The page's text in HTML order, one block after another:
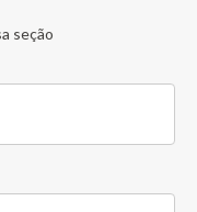
seção